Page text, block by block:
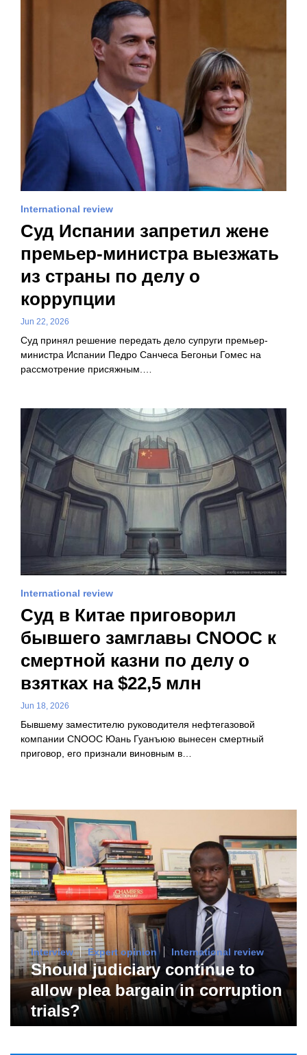
International review
Суд Испании запретил жене
премьер-министра выезжать
из страны по делу о
коррупции
Jun 22, 2026
Суд принял решение передать дело супруги премьер-
министра Испании Педро Санчеса Бегоньи Гомес на
рассмотрение присяжным.…
International review
Суд в Китае приговорил
бывшего замглавы CNOOC к
смертной казни по делу о
взятках на $22,5 млн
Jun 18, 2026
Бывшему заместителю руководителя нефтегазовой
компании CNOOC Юань Гуанъюю вынесен смертный
приговор, его признали виновным в…
Interview Expert opinion International review
Should judiciary continue to
allow plea bargain in corruption
trials?